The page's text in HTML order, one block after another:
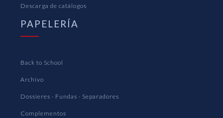
Descarga de catálogos
PAPELERÍA
Back to School
Archivo
Dossieres · Fundas · Separadores
Complementos